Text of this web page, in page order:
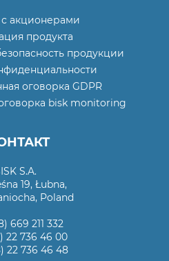
акционерами
продукта
продукции
оговорка GDPR
bisk monitoring
S.A.
19, Łubna,
Poland
669 211 332
22 736 46 00
22 736 46 48